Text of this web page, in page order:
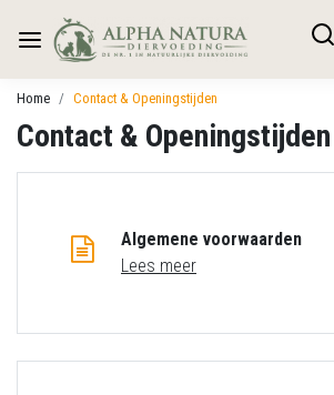
Home Contact & Openingstijden
Contact & Openingstijden
Algemene voorwaarden
Lees meer